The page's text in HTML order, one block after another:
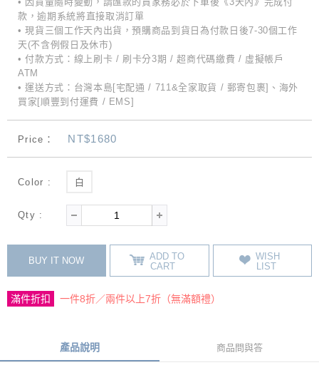
款，逾期系統將直接取消訂單
• 現貨三個工作天內出貨，預購商品到貨日為付款日後7-30個工作
天(不含例假日及休市)
• 付款方式：線上刷卡 / 刷卡分3期 / 超商代碼繳費 / 虛擬帳戶
ATM
• 運送方式：台灣本島[宅配通 / 711&全家取貨 / 郵寄包裹]、海外
買家[順豐到付運費 / EMS]
Price： NT$1680
Color : 白
Qty :
BUY IT NOW
ADD TO
CART
WISH
LIST
滿件折扣 一件8折／兩件以上7折（無滿額禮）
產品說明 商品問與答